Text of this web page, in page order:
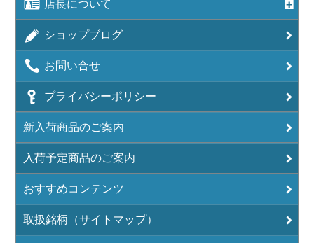
店長について
ショップブログ
お問い合せ
プライバシーポリシー
新入荷商品のご案内
入荷予定商品のご案内
おすすめコンテンツ
取扱銘柄（サイトマップ）